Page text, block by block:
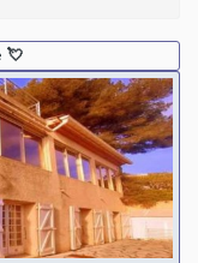
💘